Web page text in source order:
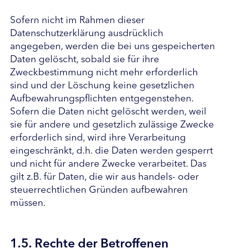
Sofern nicht im Rahmen dieser
Datenschutzerklärung ausdrücklich
angegeben, werden die bei uns gespeicherten
Daten gelöscht, sobald sie für ihre
Zweckbestimmung nicht mehr erforderlich
sind und der Löschung keine gesetzlichen
Aufbewahrungspflichten entgegenstehen.
Sofern die Daten nicht gelöscht werden, weil
sie für andere und gesetzlich zulässige Zwecke
erforderlich sind, wird ihre Verarbeitung
eingeschränkt, d.h. die Daten werden gesperrt
und nicht für andere Zwecke verarbeitet. Das
gilt z.B. für Daten, die wir aus handels- oder
steuerrechtlichen Gründen aufbewahren
müssen.
1.5. Rechte der Betroffenen